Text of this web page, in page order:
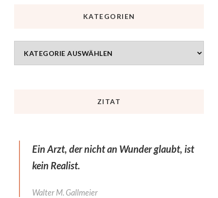
KATEGORIEN
ZITAT
Ein Arzt, der nicht an Wunder glaubt, ist
kein Realist.
Walter M. Gallmeier